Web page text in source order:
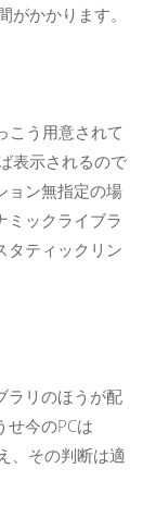
かかります。
こう用意されて
表示されるので
ョン無指定の場
ミックライブラ
タティックリン
ラリのほうが配
せ今のPCは
、その判断は適